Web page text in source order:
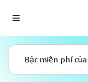
Bậc miễn phí của